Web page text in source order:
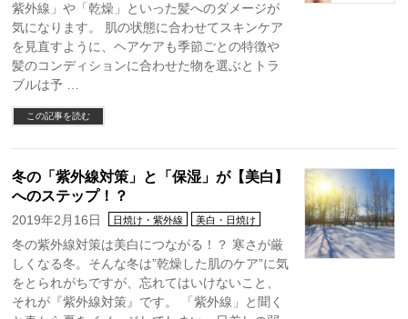
紫外線」や「乾燥」といった髪へのダメージが
気になります。 肌の状態に合わせてスキンケア
を見直すように、ヘアケアも季節ごとの特徴や
髪のコンディションに合わせた物を選ぶとトラ
ブルは予 …
この記事を読む
冬の「紫外線対策」と「保湿」が【美白】
へのステップ！？
2019年2月16日 日焼け・紫外線 美白・日焼け
冬の紫外線対策は美白につながる！？ 寒さが厳
しくなる冬。そんな冬は”乾燥した肌のケア”に気
をとられがちですが、忘れてはいけないこと、
それが『紫外線対策』です。 「紫外線」と聞く